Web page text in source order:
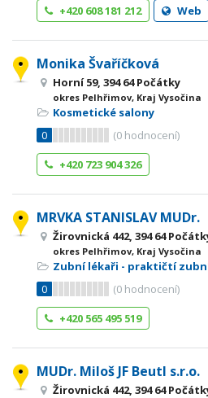
+420 608 181 212
Web
Monika Švaříčková
Horní 59, 394 64 Počátky
okres Pelhřimov, Kraj Vysočina
Kosmetické salony
0
(0 hodnocení)
+420 723 904 326
MRVKA STANISLAV MUDr.
Žirovnická 442, 394 64
okres Pelhřimov, Kraj Vysočina
Zubní lékaři - praktičtí
0
(0 hodnocení)
+420 565 495 519
MUDr. Miloš JF Beutl s.r.o.
Žirovnická 442, 394 64